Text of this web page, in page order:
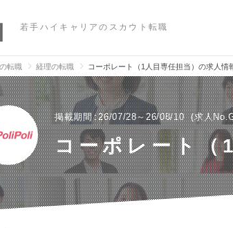
若手ハイキャリアのスカウト転職
転職 経理の転職 コーポレート（1人目専任担当）の求人情
掲載期間 26/07/28～26/08/10 求人
コーポレート（